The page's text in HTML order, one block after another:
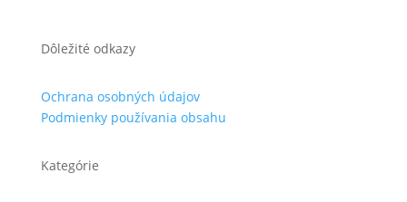
Dôležité odkazy
Ochrana osobných údajov
Podmienky používania obsahu
Kategórie